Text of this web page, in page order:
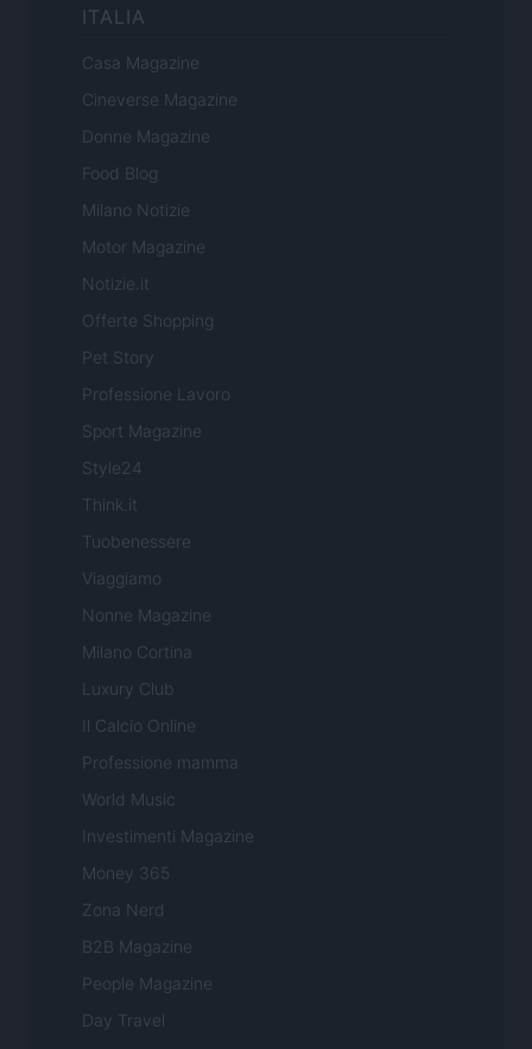
ITALIA
Casa Magazine
Cineverse Magazine
Donne Magazine
Food Blog
Milano Notizie
Motor Magazine
Notizie.it
Offerte Shopping
Pet Story
Professione Lavoro
Sport Magazine
Style24
Think.it
Tuobenessere
Viaggiamo
Nonne Magazine
Milano Cortina
Luxury Club
Il Calcio Online
Professione mamma
World Music
Investimenti Magazine
Money 365
Zona Nerd
B2B Magazine
People Magazine
Day Travel